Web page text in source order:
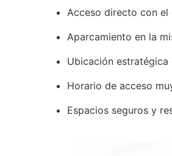
Acceso directo con el
Aparcamiento en la
Ubicación estratégica
Horario de acceso
Espacios seguros y